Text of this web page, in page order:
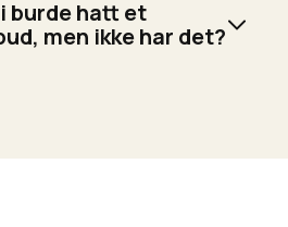
lenge vedkommende
og uavhengighet.
burde hatt et
men ikke har det?